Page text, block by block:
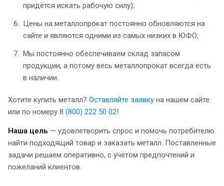
придётся искать рабочую силу);
Цены на металлопрокат постоянно обновляются на
сайте и являются одними из самых низких в ЮФО;
Мы постоянно обеспечиваем склад запасом
продукции, а потому весь металлопрокат всегда есть
в наличии.
Хотите купить металл? Оставляйте заявку на нашем сайте
или по номеру 8 (800) 222 50 02!
Наша цель — удовлетворить спрос и помочь потребителю
найти подходящий товар и заказать металл. Поставленные
задачи решаем оперативно, с учётом предпочтений и
пожеланий клиентов.